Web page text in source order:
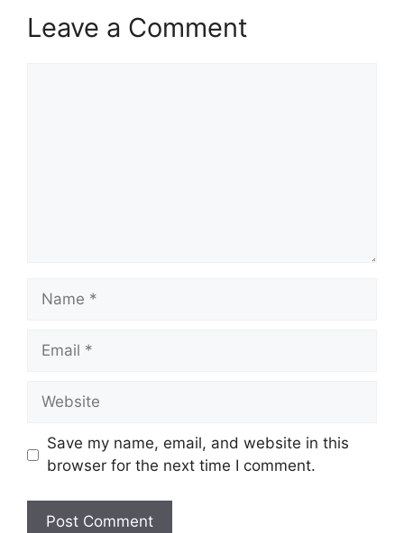
Leave a Comment
Save my name, email, and website in this
browser for the next time I comment.